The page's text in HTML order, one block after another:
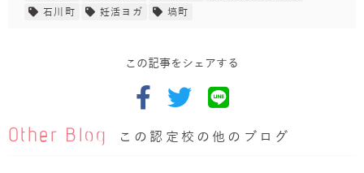
石川町
妊活ヨガ 塙町
この記事をシェアする
Other Blog この認定校の他のブログ